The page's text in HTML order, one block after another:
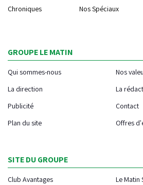
Chroniques
Nos Spéciaux
GROUPE LE MATIN
Qui sommes-nous
Nos
La direction
La
Publicité
Contact
Plan du site
Offres
SITE DU GROUPE
Club Avantages
Le Matin